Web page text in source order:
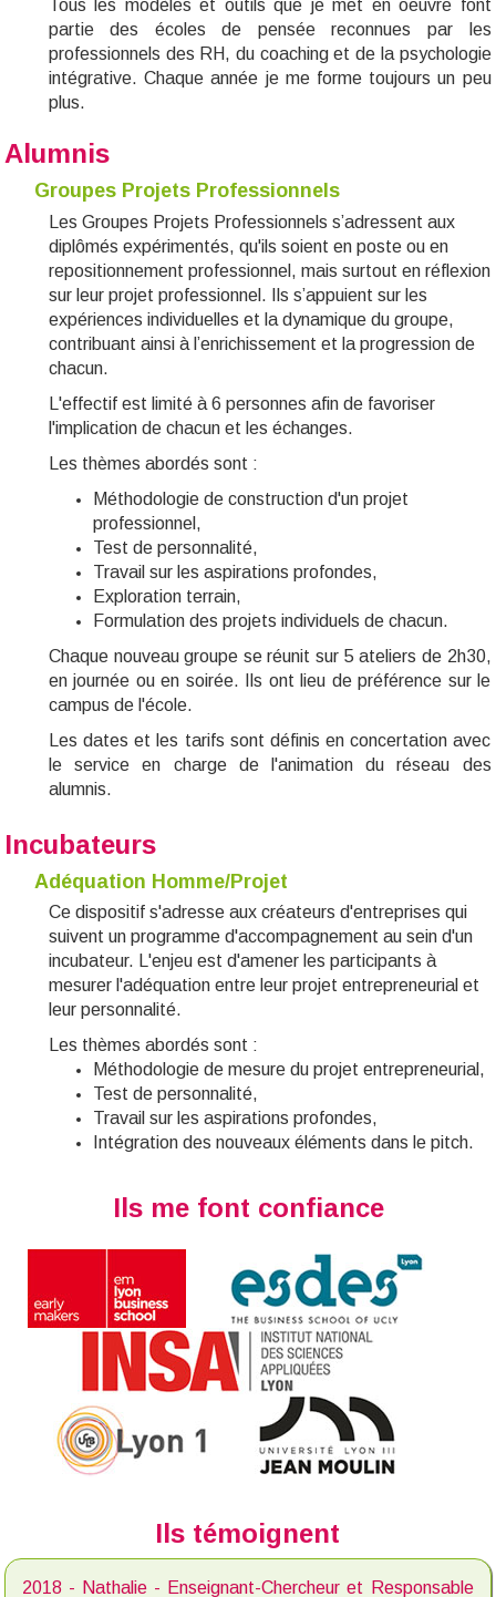
Tous les modèles et outils que je met en oeuvre font
partie des écoles de pensée reconnues par les
professionnels des RH, du coaching et de la psychologie
intégrative.Chaque année je me forme toujours un peu
plus.
Alumnis
Groupes Projets Professionnels
Les Groupes Projets Professionnels s’adressent aux
diplômés expérimentés, qu'ils soient en poste ou en
repositionnement professionnel, mais surtout en réflexion
sur leur projet professionnel. Ils s’appuient sur les
expériences individuelles et la dynamique du groupe,
contribuant ainsi à l’enrichissement et la progression de
chacun.
'effectif est limité à 6 personnes afin de favoriser
l'implicationde chacunet les échanges.
Les thèmes abordés sont :
Méthodologie de construction d'un projet
professionnel,
Test de personnalité,
Travail sur les aspirations profondes,
Exploration terrain,
Formulation des projets individuels de chacun.
Chaque nouveau groupe se réunit sur 5 ateliers de 2h30,
en journée ou en soirée. Ils ont lieu de préférence sur le
campus de l'école.
Les dates et les tarifs sont définis en concertation avec
le service en charge de l'animation du réseau des
alumnis.
Incubateurs
Adéquation Homme/Projet
Ce dispositif s'adresse aux créateurs d'entreprises qui
suivent un programme d'accompagnement au sein d'un
incubateur. L'enjeu est d'amener les participants à
mesurer l'adéquation entre leur projet entrepreneurial et
leur personnalité.
Les thèmes abordés sont :
Méthodologie de mesure du projet entrepreneurial,
Test de personnalité,
Travail sur les aspirations profondes,
Intégration des nouveaux éléments dans le pitch.
Ils me font confiance
Ils témoignent
2018 - Nathalie - Enseignant-Chercheur et Responsable